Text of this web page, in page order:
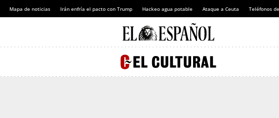
Mapa de noticias Irán enfría el pacto con Trump Hackeo agua potable Ataque a Ceuta Teléfonos